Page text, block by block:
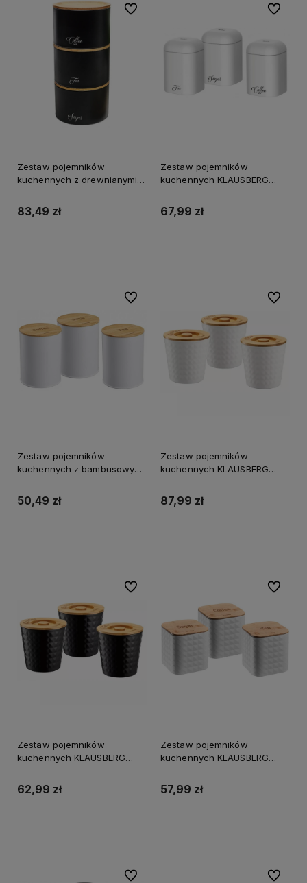
Zestaw pojemników
kuchennych z drewnianymi
czarny
83,49 zł
Do ulubionych
Zestaw pojemników
kuchennych KLAUSBERG
67,99 zł
Do
Zestaw pojemników
kuchennych z bambusowymi
białe
50,49 zł
Do ulubionych
Zestaw pojemników
kuchennych KLAUSBERG
87,99 zł
Do
Zestaw pojemników
kuchennych KLAUSBERG
62,99 zł
Do ulubionych
Zestaw pojemników
kuchennych KLAUSBERG
57,99 zł
Do
Do ulubionych Do